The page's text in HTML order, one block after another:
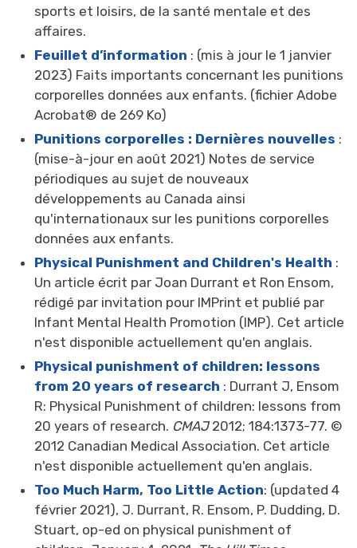
sports et loisirs, de la santé mentale et des
affaires.
Feuillet d’information : (mis à jour le 1 janvier
2023) Faits importants concernant les punitions
corporelles données aux enfants. (fichier Adobe
Acrobat® de 269 Ko)
Punitions corporelles : Dernières nouvelles :
(mise-à-jour en août 2021) Notes de service
périodiques au sujet de nouveaux
développements au Canada ainsi
qu'internationaux sur les punitions corporelles
données aux enfants.
Physical Punishment and Children's Health :
Un article écrit par Joan Durrant et Ron Ensom,
rédigé par invitation pour IMPrint et publié par
Infant Mental Health Promotion (IMP). Cet article
n'est disponible actuellement qu'en anglais.
Physical punishment of children: lessons
from 20 years of research : Durrant J, Ensom
R: Physical Punishment of children: lessons from
20 years of research. CMAJ2012; 184:1373-77. ©
2012 Canadian Medical Association. Cet article
n'est disponible actuellement qu'en anglais.
Too Much Harm, Too Little Action: (updated 4
février 2021), J. Durrant, R. Ensom, P. Dudding, D.
Stuart, op-ed on physical punishment of